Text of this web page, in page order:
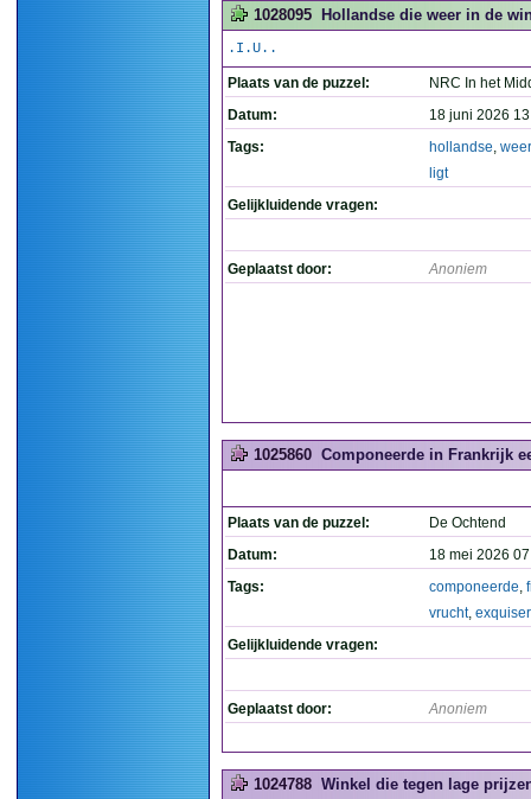
1028095 Hollandse die weer in de
.I.U..
Plaats van de puzzel:
NRC In het
Datum:
18 juni 2026
Tags:
hollandse, weer
ligt
Gelijkluidende vragen:
Geplaatst door: Anoniem
1025860 Componeerde in Frankrijk
Plaats van de puzzel:
De Ochtend
Datum:
18 mei 2026
Tags:
componeerde,
vrucht,
Gelijkluidende vragen:
Geplaatst door: Anoniem
1024788 Winkel die tegen lage